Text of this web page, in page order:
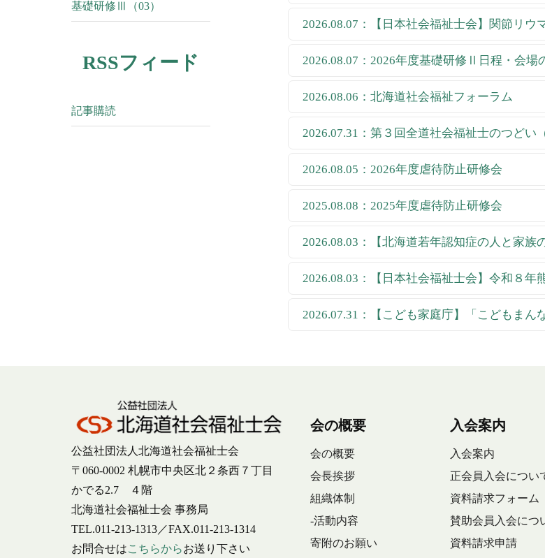
2026.08.07：【日本社会福祉士会】関節リウ
2026.08.07：2026年度基礎研修Ⅱ日程・会場
2026.08.06：北海道社会福祉フォーラム
2026.07.31：第３回全道社会福祉士のつどい
2026.08.05：2026年度虐待防止研修会
2025.08.08：2025年度虐待防止研修会
2026.08.03：【北海道若年認知症の人と家族
2026.08.03：【日本社会福祉士会】令和８年
2026.07.31：【こども家庭庁】「こどもまん
基礎研修Ⅲ（03）
RSSフィード
記事購読
公益社団法人北海道社会福祉士会
〒060-0002 札幌市中央区北２条西７丁目
かでる2.7 ４階
北海道社会福祉士会 事務局
TEL.011-213-1313／FAX.011-213-1314
お問合せはこちらからお送り下さい
会の概要
会の概要
会長挨拶
組織体制
-活動内容
寄附のお願い
入会案内
入会案内
正会員入会につい
資料請求フォーム
賛助会員入会につ
資料請求申請